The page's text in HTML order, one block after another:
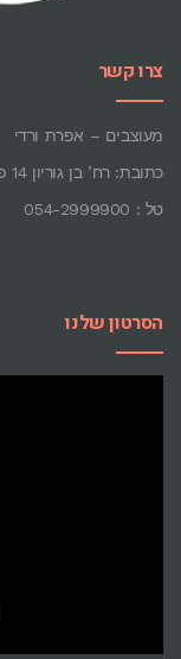
צרו קשר
מעוצבים – אפרת ורדי
כתובת: רח’ בן גוריון 14 פתח תקווה
טל : 054-2999900
הסרטון שלנו